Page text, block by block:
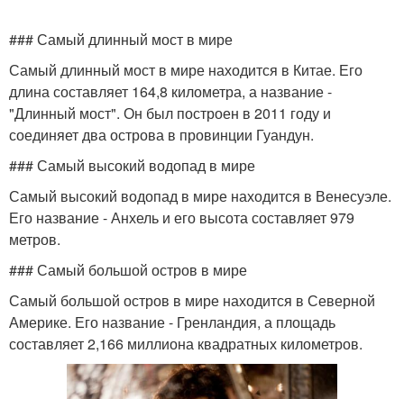
### Самый длинный мост в мире
Самый длинный мост в мире находится в Китае. Его
длина составляет 164,8 километра, а название -
"Длинный мост". Он был построен в 2011 году и
соединяет два острова в провинции Гуандун.
### Самый высокий водопад в мире
Самый высокий водопад в мире находится в Венесуэле.
Его название - Анхель и его высота составляет 979
метров.
### Самый большой остров в мире
Самый большой остров в мире находится в Северной
Америке. Его название - Гренландия, а площадь
составляет 2,166 миллиона квадратных километров.